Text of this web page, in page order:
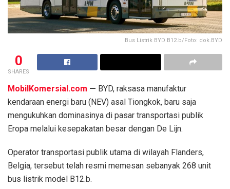
Bus Listrik BYD B12.b/Foto: dok.BYD
0
SHARES
MobilKomersial.com — BYD, raksasa manufaktur
kendaraan energi baru (NEV) asal Tiongkok, baru saja
mengukuhkan dominasinya di pasar transportasi publik
Eropa melalui kesepakatan besar dengan De Lijn.
Operator transportasi publik utama di wilayah Flanders,
Belgia, tersebut telah resmi memesan sebanyak 268 unit
bus listrik model B12.b.